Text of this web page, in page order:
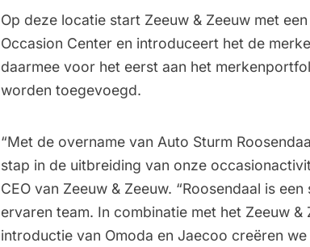
Op deze locatie start Zeeuw & Zeeuw met
Occasion Center en introduceert het de
daarmee voor het eerst aan het
worden toegevoegd.
“Met de overname van Auto Sturm
stap in de uitbreiding van onze
CEO van Zeeuw & Zeeuw. “Roosendaal is
ervaren team. In combinatie met het Zeeuw
introductie van Omoda en Jaecoo creëren